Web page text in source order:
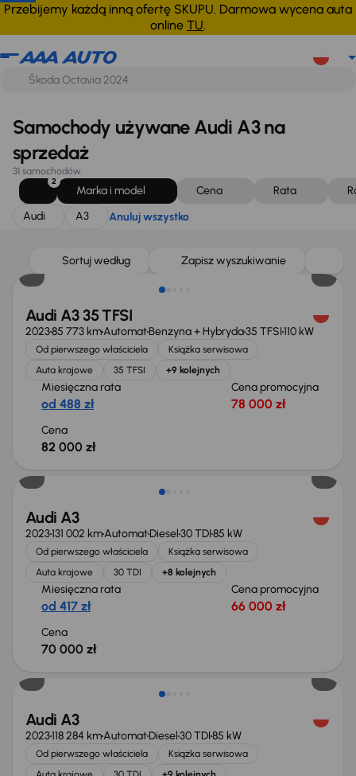
Przebijemy każdą inną ofertę SKUPU. Darmowa wycena auta
online TU.
Audi A3 Anuluj wszystko
Samochody używane Audi A3 na
sprzedaż
31 samochodów
2
Marka i model Cena Rata
Audi
A3 Anuluj wszystko
Sortuj według Zapisz wyszukiwanie
Świeżo skupione
Audi A3 35 TFSI
202385 773 kmAutomatBenzyna + Hybryda35 TFSI110 kW
Od pierwszego właściciela
Książka serwisowa
Auta krajowe
35 TFSI +9 kolejnych
Miesięczna rata
od 488 zł
Cena promocyjna
78 000 zł
Cena
82 000 zł
Możliwość odliczenia VAT
Audi A3
2023131 002 kmAutomatDiesel30 TDI85 kW
Od pierwszego właściciela
Książka serwisowa
Auta krajowe
30 TDI +8 kolejnych
Miesięczna rata
od 417 zł
Cena promocyjna
66 000 zł
Cena
70 000 zł
Audi A3
2023118 284 kmAutomatDiesel30 TDI85 kW
Od pierwszego właściciela
Książka serwisowa